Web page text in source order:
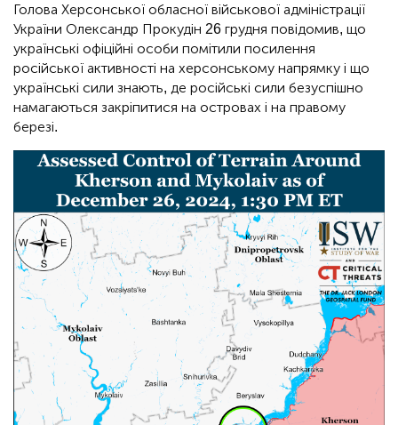
Голова Херсонської обласної військової адміністрації
України Олександр Прокудін 26 грудня повідомив, що
українські офіційні особи помітили посилення
російської активності на херсонському напрямку і що
українські сили знають, де російські сили безуспішно
намагаються закріпитися на островах і на правому
березі.